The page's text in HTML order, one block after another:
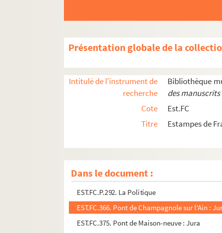
Présentation globale de la
Intitulé de l'instrument de
recherche
Bibliothèque
des
Cote
Est.FC
Titre
Estampes de
Dans le document :
EST.FC.480. Plan des fortifications de la Ville
EST.FC.483. Le Plan des fortifications et du
EST.FC.488. Le Plan des fortifications et du
EST.FC.74. Plan du chasteau de Ioux Joux
EST.FC.75. Plan du chasteau de Ioux Joux
EST.FC.161. Plan géométrique des grottes
EST.FC.240. Plan topographique des
EST.FC.P.284. Planches extraites de l'ouvrage
EST.FC.P.285. Planches extraites de l'ouvrage
EST.FC.P.292. La Politique
EST.FC.366. Pont de Champagnole sur l'Ain :
EST.FC.375. Pont de Maison-neuve : Jura